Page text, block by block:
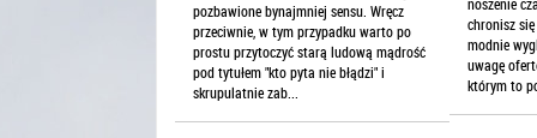
pozbawione bynajmniej sensu. Wręcz
przeciwnie, w tym przypadku warto po
prostu przytoczyć starą ludową mądrość
pod tytułem "kto pyta nie błądzi" i
skrupulatnie zab...
chronisz
modnie
uwagę
którym to